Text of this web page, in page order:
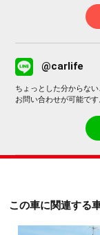
@carlife
ちょっとした分からな
お問い合わせが可能です
この車に関連する